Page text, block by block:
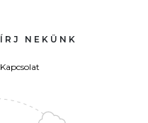
ÍRJ NEKÜNK
Kapcsolat